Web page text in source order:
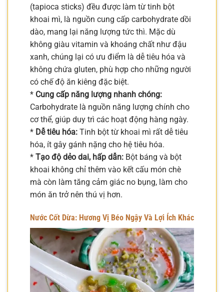
(tapioca sticks) đều được làm từ tinh bột
khoai mì, là nguồn cung cấp carbohydrate dồi
dào, mang lại năng lượng tức thì. Mặc dù
không giàu vitamin và khoáng chất như đậu
xanh, chúng lại có ưu điểm là dễ tiêu hóa và
không chứa gluten, phù hợp cho những người
có chế độ ăn kiêng đặc biệt.
* Cung cấp năng lượng nhanh chóng:
Carbohydrate là nguồn năng lượng chính cho
cơ thể, giúp duy trì các hoạt động hàng ngày.
* Dễ tiêu hóa: Tinh bột từ khoai mì rất dễ tiêu
hóa, ít gây gánh nặng cho hệ tiêu hóa.
* Tạo độ dẻo dai, hấp dẫn: Bột báng và bột
khoai không chỉ thêm vào kết cấu món chè
mà còn làm tăng cảm giác no bụng, làm cho
món ăn trở nên thú vị hơn.
Nước Cốt Dừa: Hương Vị Béo Ngậy Và Lợi Ích Khác